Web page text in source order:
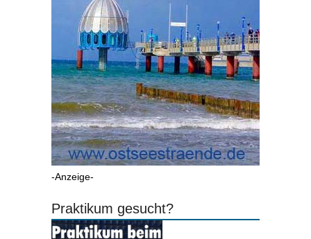
-Anzeige-
Praktikum gesucht?